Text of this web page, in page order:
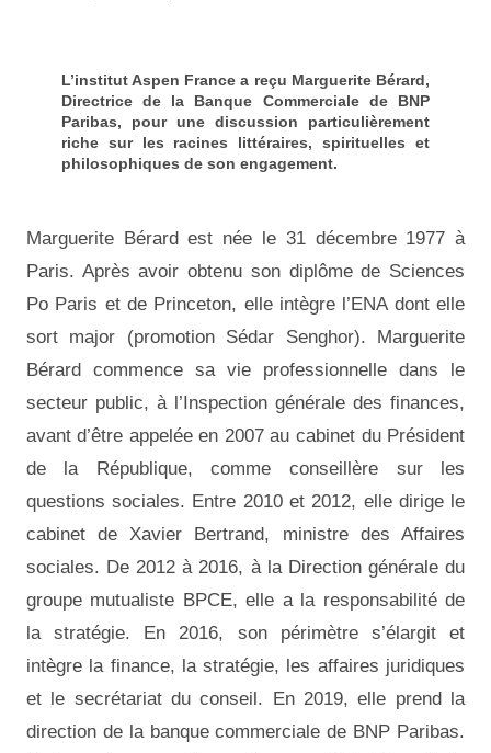
L’institut Aspen France a reçu Marguerite Bérard,
Directrice de la Banque Commerciale de BNP
Paribas, pour une discussion particulièrement
riche sur les racines littéraires, spirituelles et
philosophiques de son engagement.
Marguerite Bérard est née le 31 décembre 1977 à
Paris. Après avoir obtenu son diplôme de Sciences
Po Paris et de Princeton, elle intègre l’ENA dont elle
sort major (promotion Sédar Senghor). Marguerite
Bérard commence sa vie professionnelle dans le
secteur public, à l’Inspection générale des finances,
avant d’être appelée en 2007 au cabinet du Président
de la République, comme conseillère sur les
questions sociales. Entre 2010 et 2012, elle dirige le
cabinet de Xavier Bertrand, ministre des Affaires
sociales. De 2012 à 2016, à la Direction générale du
groupe mutualiste BPCE, elle a la responsabilité de
la stratégie. En 2016, son périmètre s’élargit et
intègre la finance, la stratégie, les affaires juridiques
et le secrétariat du conseil. En 2019, elle prend la
direction de la banque commerciale de BNP Paribas.